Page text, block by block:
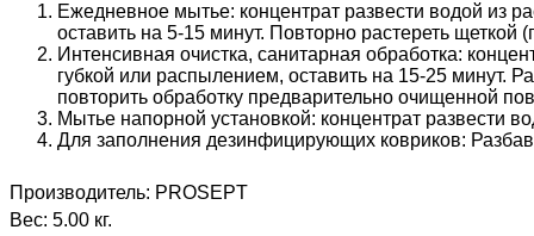
Ежедневное мытье: концентрат развести водой из
оставить на 5-15 минут. Повторно растереть щеткой
Интенсивная очистка, санитарная обработка:
губкой или распылением, оставить на 15-25 минут.
повторить обработку предварительно очищенной
Мытье напорной установкой: концентрат развести
Для заполнения дезинфицирующих ковриков:
Производитель: PROSEPT
Вес: 5.00 кг.